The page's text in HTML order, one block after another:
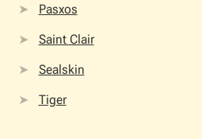
Pasxos
Saint Clair
Sealskin
Tiger